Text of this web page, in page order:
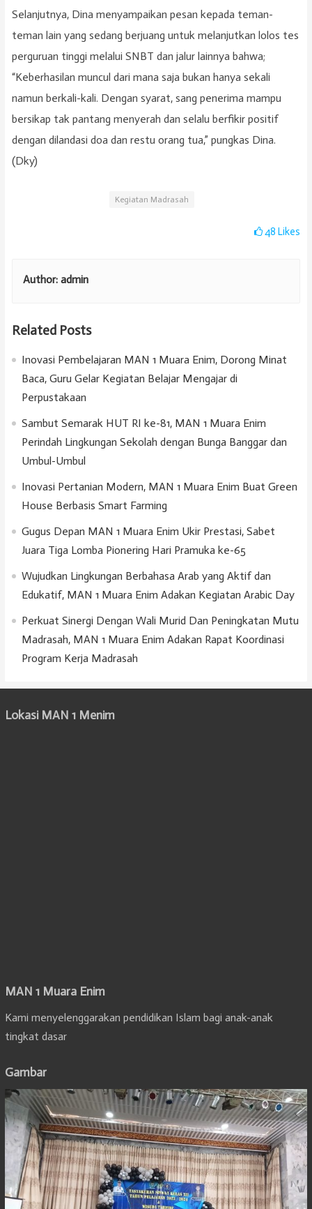
Selanjutnya, Dina menyampaikan pesan kepada teman-
teman lain yang sedang berjuang untuk melanjutkan lolos tes
perguruan tinggi melalui SNBT dan jalur lainnya bahwa;
“Keberhasilan muncul dari mana saja bukan hanya sekali
namun berkali-kali. Dengan syarat, sang penerima mampu
bersikap tak pantang menyerah dan selalu berfikir positif
dengan dilandasi doa dan restu orang tua,” pungkas Dina.
(Dky)
Kegiatan Madrasah
48Likes
Author: admin
Related Posts
Inovasi Pembelajaran MAN 1 Muara Enim, Dorong Minat
Baca, Guru Gelar Kegiatan Belajar Mengajar di
Perpustakaan
Sambut Semarak HUT RI ke-81, MAN 1 Muara Enim
Perindah Lingkungan Sekolah dengan Bunga Banggar dan
Umbul-Umbul
Inovasi Pertanian Modern, MAN 1 Muara Enim Buat Green
House Berbasis Smart Farming
Gugus Depan MAN 1 Muara Enim Ukir Prestasi, Sabet
Juara Tiga Lomba Pionering Hari Pramuka ke-65
Wujudkan Lingkungan Berbahasa Arab yang Aktif dan
Edukatif, MAN 1 Muara Enim Adakan Kegiatan Arabic Day
Perkuat Sinergi Dengan Wali Murid Dan Peningkatan Mutu
Madrasah, MAN 1 Muara Enim Adakan Rapat Koordinasi
Program Kerja Madrasah
Lokasi MAN 1 Menim
MAN 1 Muara Enim
Kami menyelenggarakan pendidikan Islam bagi anak-anak
tingkat dasar
Gambar